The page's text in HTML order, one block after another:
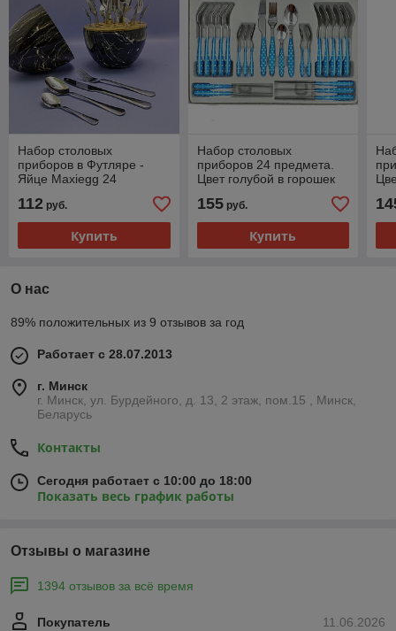
Набор столовых
приборов в Футляре -
Яйце Maxiegg 24
класс
112 руб.
Купить
Набор столовых
приборов 24 предмета.
Цвет голубой в горошек
155руб.
Купить
О нас
89% положительных из 9 отзывов за год
Работает с 28.07.2013
г. Минск
г. Минск, ул. Бурдейного, д. 13, 2 этаж, пом.15 , Минск,
Беларусь
Контакты
Сегодня работает с 10:00 до 18:00
Показать весь график работы
Отзывы о магазине
1394 отзывов за всё время
11.06.2026
Покупатель